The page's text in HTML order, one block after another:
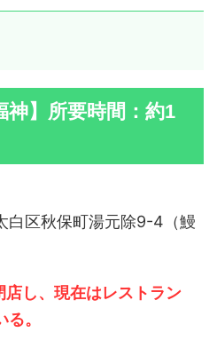
神】所要時間：約1
白区秋保町湯元除9-4（鰻
し、現在はレストラン
。